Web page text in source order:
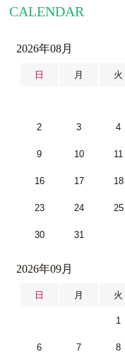
CALENDAR
2026年08月
日 月 火
2 3 4
9 10 11
16 17 18
23 24 25
30 31
2026年09月
日 月 火
1
6 7 8